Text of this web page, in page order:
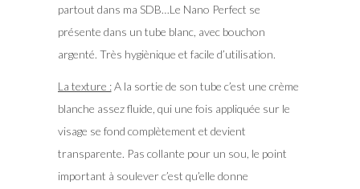
partout dans ma SDB…Le Nano Perfect se
présente dans un tube blanc, avec bouchon
argenté. Très hygiènique et facile d’utilisation.
La texture :A la sortie de son tube c’est une crème
blanche assez fluide, qui une fois appliquée sur le
visage se fond complètement et devient
transparente. Pas collante pour un sou, le point
important à soulever c’est qu’elle donne